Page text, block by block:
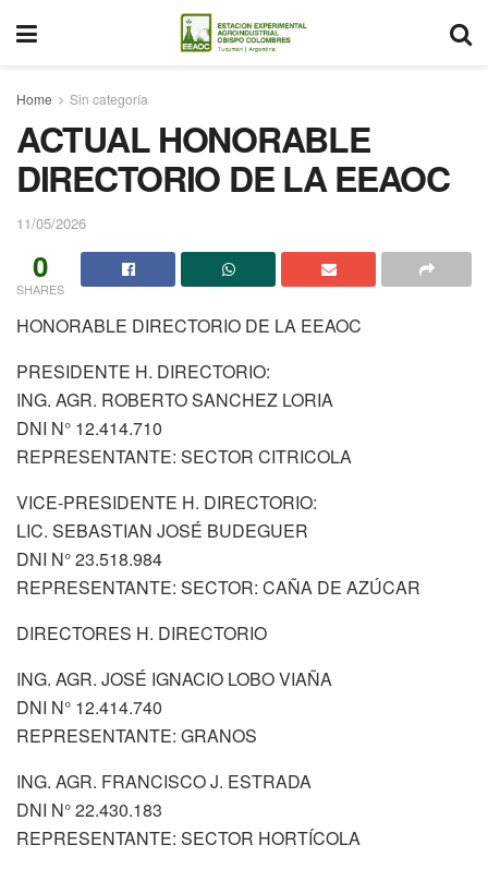
Home Sin categoría
ACTUAL HONORABLE
DIRECTORIO DE LA EEAOC
11/05/2026
0
SHARES
HONORABLE DIRECTORIO DE LA EEAOC
PRESIDENTE H. DIRECTORIO:
ING. AGR. ROBERTO SANCHEZ LORIA
DNI N° 12.414.710
REPRESENTANTE: SECTOR CITRICOLA
VICE-PRESIDENTE H. DIRECTORIO:
LIC. SEBASTIAN JOSÉ BUDEGUER
DNI N° 23.518.984
REPRESENTANTE: SECTOR: CAÑA DE AZÚCAR
DIRECTORES H. DIRECTORIO
ING. AGR. JOSÉ IGNACIO LOBO VIAÑA
DNI N° 12.414.740
REPRESENTANTE: GRANOS
ING. AGR. FRANCISCO J. ESTRADA
DNI N° 22.430.183
REPRESENTANTE: SECTOR HORTÍCOLA